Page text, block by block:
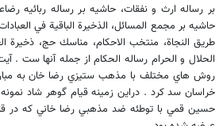
بر رساله ارث و نفقات،‌ حاشيه بر رساله ربائيه
حاشيه بر مجمع المسائل، الذخيرة الباقية في
طريق النجاة، منتخب الاحكام، مناسك حج، ذخيرة
الحلال و الحرام رساله الحكام از جمله آنها ست .
روش هاي مختلف با مذهب ستيزي رضا خان به
خراسان سد كرد . دراين زمينه قيام گوهر شاد
حسين قمي با توطئه ضد مذهبي رضا خاني كه در